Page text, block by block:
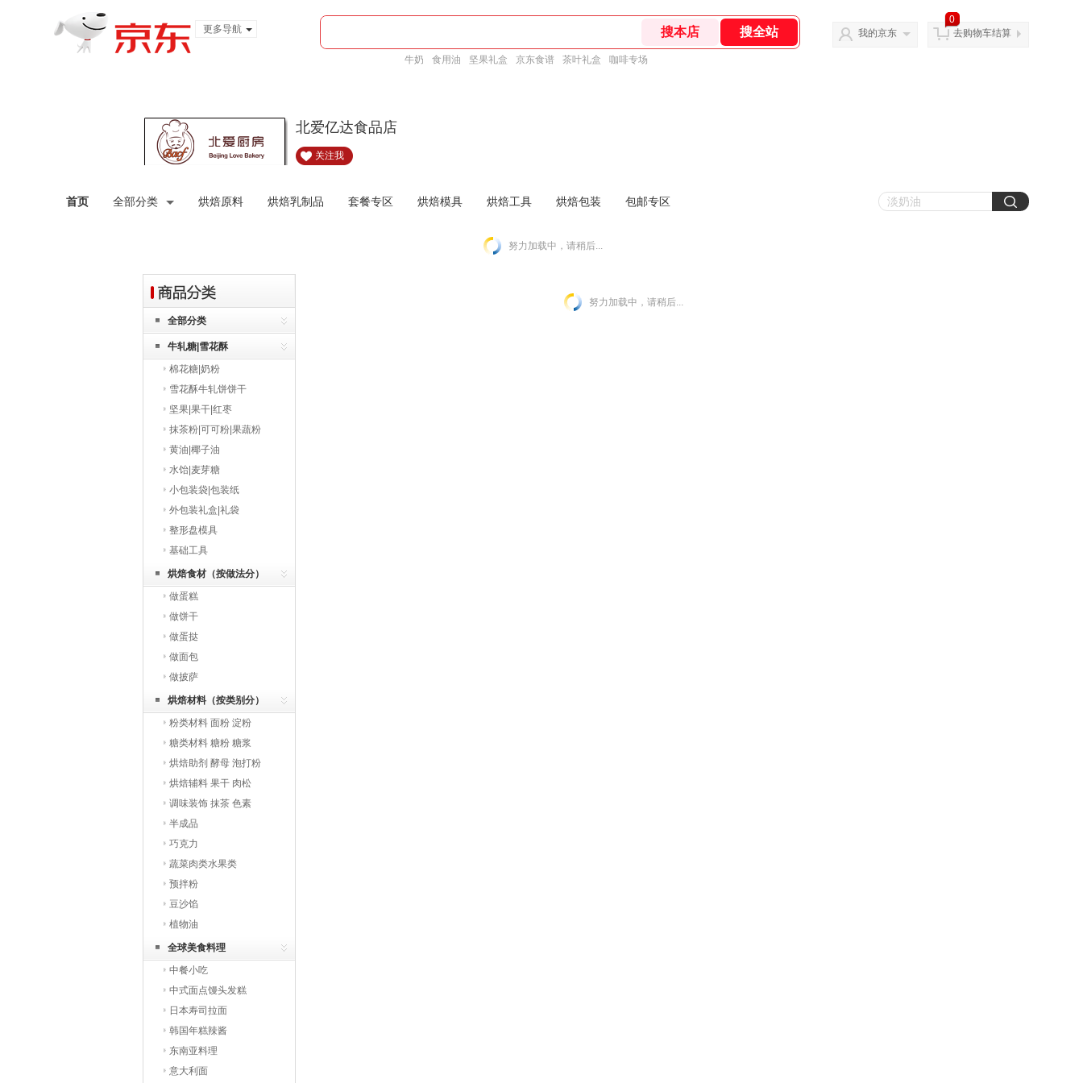
更多导航
牛奶 食用油 坚果礼盒 京东食谱 茶叶礼盒 咖啡专场
我的京东
0
去购物车结算
北爱亿达食品店
关注我
首页 全部分类 烘焙原料 烘焙乳制品 套餐专区 烘焙模具 烘焙工具 烘焙包装 包邮专区
努力加载中，请稍后...
全部分类
牛轧糖|雪花酥
棉花糖|奶粉
雪花酥牛轧饼饼干
坚果|果干|红枣
抹茶粉|可可粉|果蔬粉
黄油|椰子油
水饴|麦芽糖
小包装袋|包装纸
外包装礼盒|礼袋
整形盘模具
基础工具
烘焙食材（按做法分）
做蛋糕
做饼干
做蛋挞
做面包
做披萨
烘焙材料（按类别分）
粉类材料 面粉 淀粉
糖类材料 糖粉 糖浆
烘焙助剂 酵母 泡打粉
烘焙辅料 果干 肉松
调味装饰 抹茶 色素
半成品
巧克力
蔬菜肉类水果类
预拌粉
豆沙馅
植物油
全球美食料理
中餐小吃
中式面点馒头发糕
日本寿司拉面
韩国年糕辣酱
东南亚料理
意大利面
努力加载中，请稍后...